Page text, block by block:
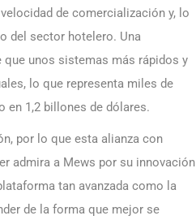
de comercialización y, lo
del sector hotelero. Una
que unos sistemas más rápidos y
lo que representa miles de
en 1,2 billones de dólares.
por lo que esta alianza con
admira a Mews por su innovación
tan avanzada como la
de la forma que mejor se